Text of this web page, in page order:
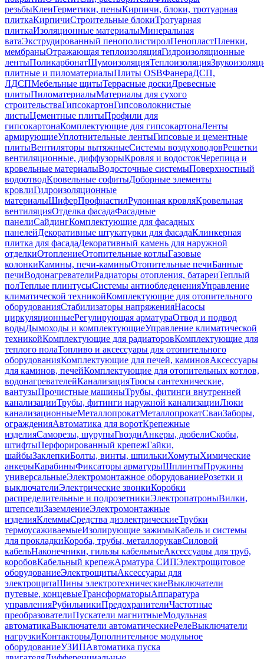
резьбыКлеиГерметики, пеныКирпичи, блоки, тротуарная
плиткаКирпичиСтроительные блокиТротуарная
плиткаИзоляционные материалыМинеральная
ватаЭкструдированный пенополистиролПенопластПленки,
мембраныОтражающая теплоизоляцияГидроизоляционные
лентыПоликарбонатШумоизоляцияТеплоизоляция
плитные и пиломатериалыПлиты OSBФанераДСП,
ЛДСПМебельные щитыТеррасные доскиДревесные
плитыПиломатериалыМатериалы для сухого
строительстваГипсокартонГипсоволокнистые
листыЦементные плитыПрофили для
гипсокартонаКомплектующие для гипсокартонаЛенты
армирующиеУплотнительные лентыГипсовые и цементные
плитыВентиляторы вытяжныеСистемы воздуховодовРешетки
вентиляционные, диффузорыКровля и водостокЧерепица и
кровельные материалыВодосточные системыПоверхностный
водоотводКровельные софитыДоборные элементы
кровлиГидроизоляционные
материалыШиферПрофнастилРулонная кровляКровельная
вентиляцияОтделка фасадаФасадные
панелиСайдингКомплектующие для фасадных
панелейДекоративные штукатурки для фасадаКлинкерная
плитка для фасадаДекоративный камень для наружной
отделкиОтоплениеОтопительные котлыГазовые
колонкиКамины, печи-каминыОтопительные печиБанные
печиВодонагревателиРадиаторы отопления, батареиТеплый
полТеплые плинтусыСистемы антиобледененияУправление
климатической техникойКомплектующие для отопительного
оборудованияСтабилизаторы напряженияНасосы
циркуляционныеРегулирующая арматураОтвод и подвод
водыДымоходы и комплектующиеУправление климатической
техникойКомплектующие для радиаторовКомплектующие для
теплого полаТопливо и аксессуары для отопительного
оборудованияКомплектующие для печей, каминовАксессуары
для каминов, печейКомплектующие для отопительных котлов,
водонагревателейКанализацияТросы сантехнические,
вантузыПрочистные машиныТрубы, фитинги внутренней
канализацииТрубы, фитинги наружной канализацииЛюки
канализационныеМеталлопрокатМеталлопрокатСваиЗаборы,
огражденияАвтоматика для воротКрепежные
изделияСаморезы, шурупыГвоздиАнкеры, дюбелиСкобы,
штифтыПерфорированный крепежГайки,
шайбыЗаклепкиБолты, винты, шпилькиХомутыХимические
анкерыКарабиныФиксаторы арматурыШплинтыПружины
универсальныеЭлектромонтажное оборудованиеРозетки и
выключателиЭлектрические звонкиКоробки
распределительные и подрозетникиЭлектропатроныВилки,
штепселиЗаземлениеЭлектромонтажные
изделияКлеммыСредства диэлектрическиеТрубки
термоусаживаемыеИзолирующие зажимыКабель и системы
для прокладкиКороба, трубы, металлорукавСиловой
кабельНаконечники, гильзы кабельныеАксессуары для труб,
коробовКабельный крепежАрматура СИПЭлектрощитовое
оборудованиеЭлектрощитыАксессуары для
электрощитаШины электротехническиеВыключатели
путевые, концевыеТрансформаторыАппаратура
управленияРубильникиПредохранителиЧастотные
преобразователиПускатели магнитныеМодульная
автоматикаВыключатели автоматическиеРелеВыключатели
нагрузкиКонтакторыДополнительное модульное
оборудованиеУЗИПАвтоматика пуска